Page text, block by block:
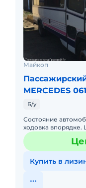
Майкоп
MERCEDES
Б/у
Состояние
ходовка впорядке.
свежий. Рабочий
салонный
Купить в